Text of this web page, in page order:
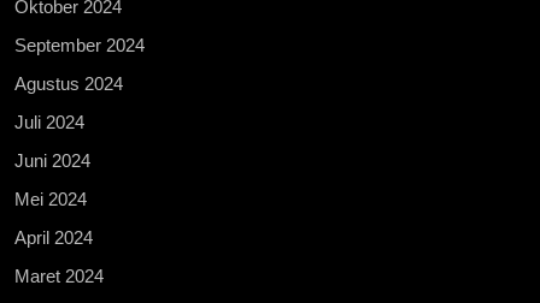
Oktober 2024
September 2024
Agustus 2024
Juli 2024
Juni 2024
Mei 2024
April 2024
Maret 2024